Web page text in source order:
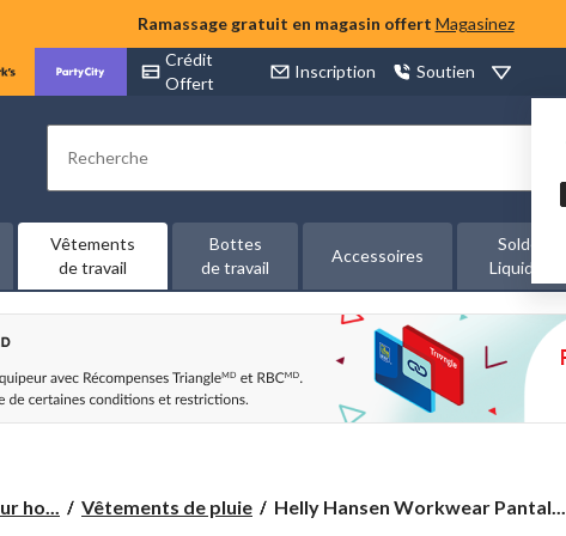
Ramassage gratuit en magasin offert Magasinez
Crédit
Offert
Inscription Soutien
Rechercher
Vêtements
de travail
Bottes
de travail
Accessoires
Soldes &
Liquidation
ho... Vêtements de pluie
Helly
Helly Hansen Workwear Pantal...